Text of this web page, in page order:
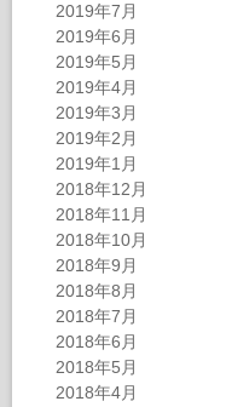
2019年7月
2019年6月
2019年5月
2019年4月
2019年3月
2019年2月
2019年1月
2018年12月
2018年11月
2018年10月
2018年9月
2018年8月
2018年7月
2018年6月
2018年5月
2018年4月